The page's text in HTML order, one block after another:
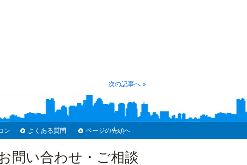
次の記事へ »
ン よくある質問 ページの先頭へ
問い合わせ・ご相談